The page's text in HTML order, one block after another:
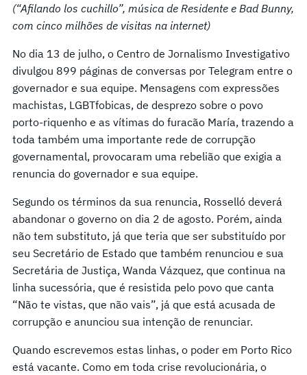
(“Afilando los cuchillo”, música de Residente e Bad Bunny,
com cinco milhões de visitas na internet)
No dia 13 de julho, o Centro de Jornalismo Investigativo
divulgou 899 páginas de conversas por Telegram entre o
governador e sua equipe. Mensagens com expressões
machistas, LGBTfobicas, de desprezo sobre o povo
porto-riquenho e as vítimas do furacão María, trazendo a
toda também uma importante rede de corrupção
governamental, provocaram uma rebelião que exigia a
renuncia do governador e sua equipe.
Segundo os términos da sua renuncia, Rosselló deverá
abandonar o governo on dia 2 de agosto. Porém, ainda
não tem substituto, já que teria que ser substituído por
seu Secretário de Estado que também renunciou e sua
Secretária de Justiça, Wanda Vázquez, que continua na
linha sucessória, que é resistida pelo povo que canta
“Não te vistas, que não vais”, já que está acusada de
corrupção e anunciou sua intenção de renunciar.
Quando escrevemos estas linhas, o poder em Porto Rico
está vacante. Como em toda crise revolucionária, o